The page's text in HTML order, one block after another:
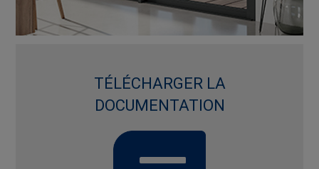
TÉLÉCHARGER LA
DOCUMENTATION